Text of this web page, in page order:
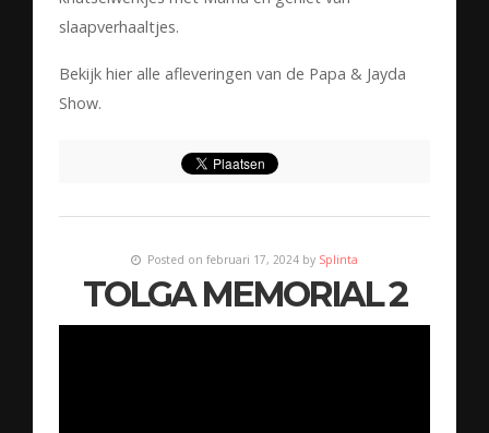
slaapverhaaltjes.
Bekijk hier alle afleveringen van de Papa & Jayda
Show.
Posted on februari 17, 2024 by Splinta
TOLGA MEMORIAL 2